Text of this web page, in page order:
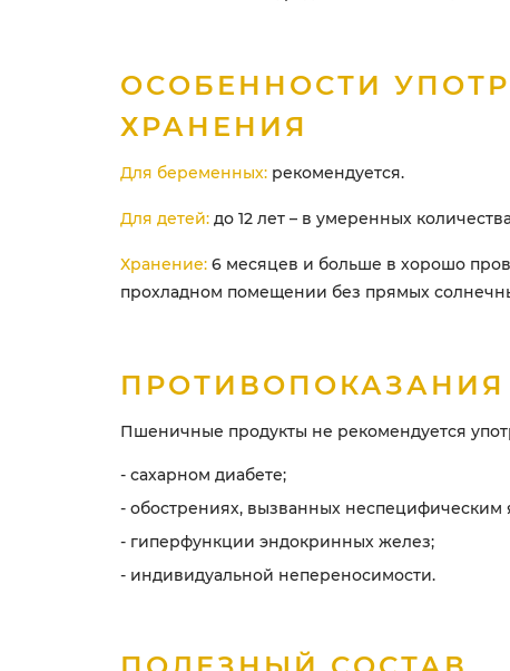
ОСОБЕННОСТИ
ХРАНЕНИЯ
Для беременных: рекомендуется.
Для детей: до 12 лет – в умеренных
Хранение: 6 месяцев и больше в хорошо
прохладном помещении без прямых
ПРОТИВОПОКАЗАНИЯ
Пшеничные продукты не рекомендуется
- сахарном диабете;
- обострениях, вызванных неспецифическим
- гиперфункции эндокринных желез;
- индивидуальной непереносимости.